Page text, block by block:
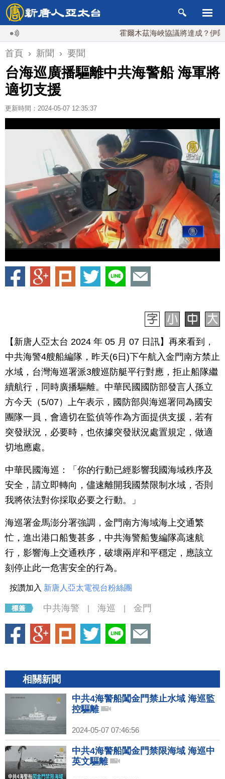
霍爾木茲海峽協議將達成？伊朗傳不
首頁 › 新聞 › 要聞
台海巡廣播驅離中共海警船 海軍將
適切支援
更新時間：2024-05-07 12:35:37
【新唐人亞太台 2024 年 05 月 07 日訊】再來看到，
中共海警4艘船編隊，昨天(6日)下午航入金門南方禁止
水域，台灣海巡署派3艘巡防艇平行對應，拒止船隊繼
續航行，同時廣播驅離。中華民國國防部發言人孫立
方今天（5/07）上午表示，國防部與海巡署同為國安
團隊一員，會適切在監偵等作為方面提供支援，若有
突發狀況，必要時，也依據突發狀況處置規定，做適
切地應處。
中華民國海巡：「你的行動已經影響我國海域秩序及
安全，請立即轉向，儘速離開我國禁限制水域，否則
我將依法對你採取必要之行動。」
海巡署金馬澎分署強調，金門南方海域海上交通繁
忙，進出港口船隻甚多，中共海警船隻編隊高速航
行，影響海上交通秩序，破壞兩岸和平穩定，應該立
刻停止此一危害安全的行為。
按讚加入 新唐人亞太電視台粉絲團
中共海警 海巡 金門
相關新聞
中共4海警船闖金門禁止水域 海巡監
控驅離
2024-05-07 07:46:56
中共4海警船闖金門禁限海域 海巡中
英文驅離